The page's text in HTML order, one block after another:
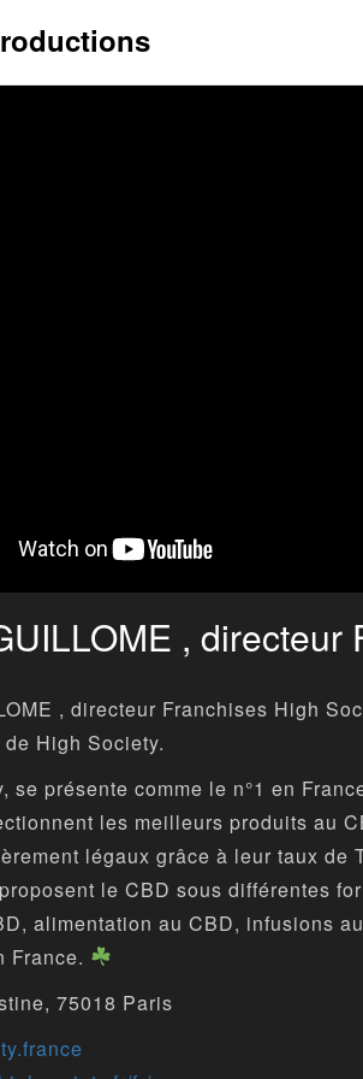
, directeur
, directeur Franchises High
High Society.
se présente comme le n°1 en
les meilleurs produits au
légaux grâce à leur taux
le CBD sous différentes
alimentation au CBD, infusions
France.
75018 Paris